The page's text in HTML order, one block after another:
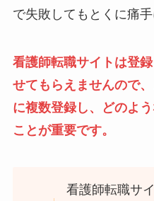
で失敗してもとくに痛手
看護師転職サイトは登
せてもらえませんので
に複数登録し、どのよ
ことが重要です。
看護師転職サ